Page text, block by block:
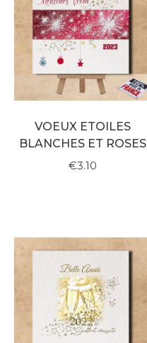
VOEUX ETOILES
BLANCHES ET ROSES
€3.10